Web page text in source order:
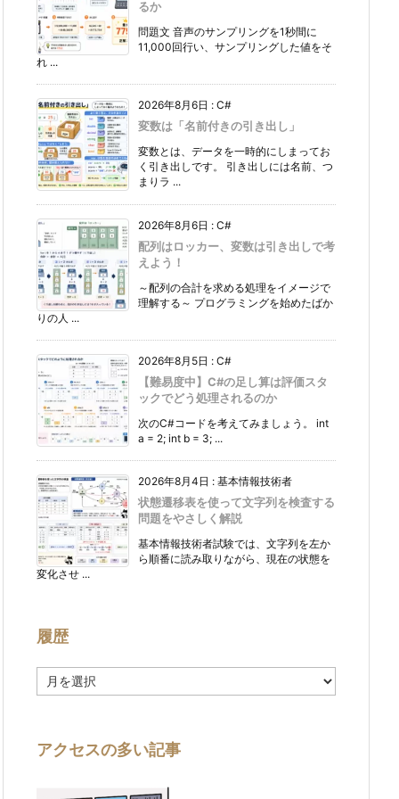
るか
問題文 音声のサンプリングを1秒間に
11,000回行い、サンプリングした値をそ
れ ...
2026年8月6日 : C#
変数は「名前付きの引き出し」
変数とは、データを一時的にしまってお
く引き出しです。 引き出しには名前、つ
まりラ ...
2026年8月6日 : C#
配列はロッカー、変数は引き出しで考
えよう！
～配列の合計を求める処理をイメージで
理解する～ プログラミングを始めたばか
りの人 ...
2026年8月5日 : C#
【難易度中】C#の足し算は評価スタ
ックでどう処理されるのか
次のC#コードを考えてみましょう。 int
a = 2; int b = 3; ...
2026年8月4日 : 基本情報技術者
状態遷移表を使って文字列を検査する
問題をやさしく解説
基本情報技術者試験では、文字列を左か
ら順番に読み取りながら、現在の状態を
変化させ ...
履歴
歴
アクセスの多い記事